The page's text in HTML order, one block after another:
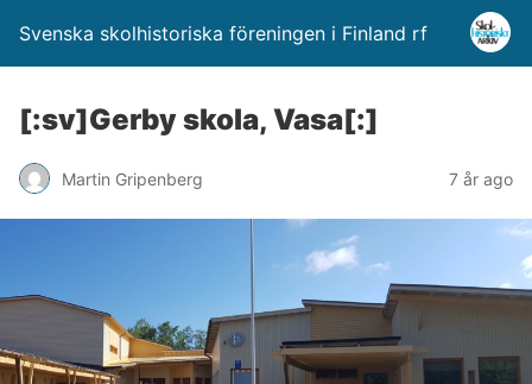
Svenska skolhistoriska föreningen i Finland rf
[:sv]Gerby skola, Vasa[:]
Martin Gripenberg 7 år ago